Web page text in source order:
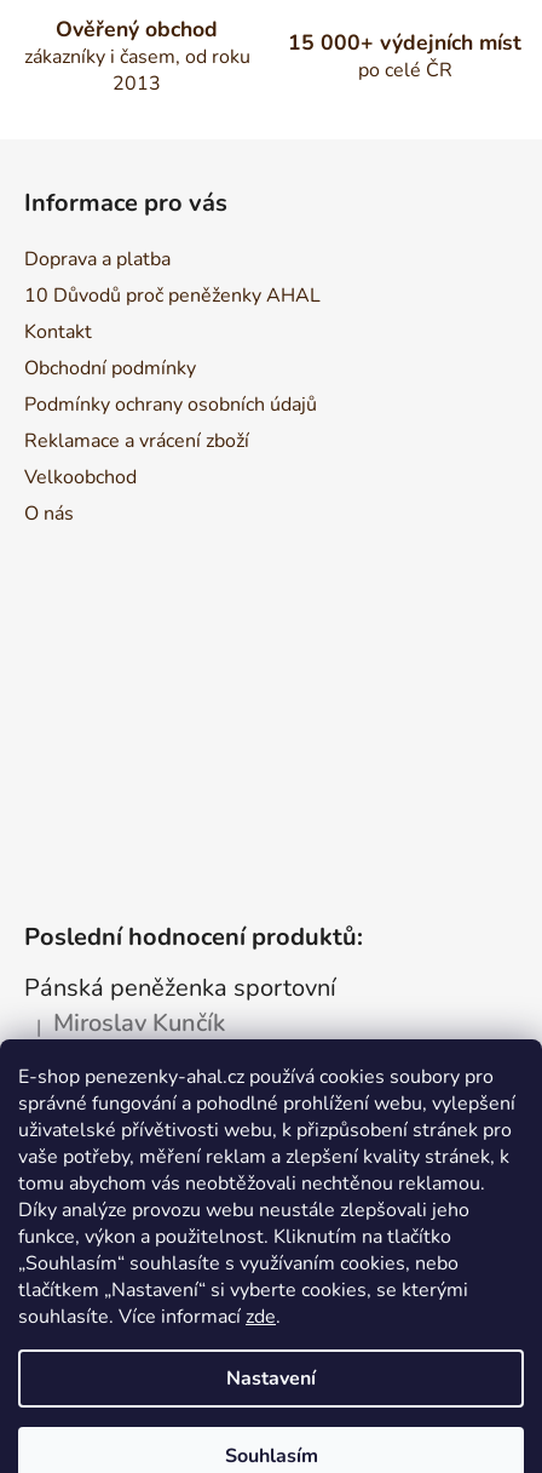
E-shop penezenky-ahal.cz používá cookies soubory pro
správné fungování a pohodlné prohlížení webu, vylepšení
uživatelské přívětivosti webu, k přizpůsobení stránek pro
vaše potřeby, měření reklam a zlepšení kvality stránek, k
tomu abychom vás neobtěžovali nechtěnou reklamou.
Díky analýze provozu webu neustále zlepšovali jeho
funkce, výkon a použitelnost. Kliknutím na tlačítko
„Souhlasím“ souhlasíte s využívaním cookies, nebo
tlačítkem „Nastavení“ si vyberte cookies, se kterými
souhlasíte. Více informacízde.
Nastavení
Souhlasím
Ověřený obchod
zákazníky i časem, od roku
2013
15 000+ výdejních míst
po celé ČR
Informace pro vás
Doprava a platba
10 Důvodů proč peněženky AHAL
Kontakt
Obchodní podmínky
Podmínky ochrany osobních údajů
Reklamace a vrácení zboží
Velkoobchod
O nás
Poslední hodnocení produktů:
Pánská peněženka sportovní
Hodnocení produktu je 5 z 5 hvězdiček.
| Miroslav Kunčík
OK
Kožená dokladovka tmavá
Hodnocení produktu je 5 z 5 hvězdiček.
| Vlastimil Šajtar
Spokojený ,rychle a spolehlivě
Kožená peněženka na drobné mince
Hodnocení produktu je 5 z 5 hvězdiček.
| Katarína Kutlíková
Vytvořil Shoptet
peněženky AHAL